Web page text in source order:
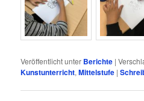
Veröffentlicht unter Berichte |
Kunstunterricht,Mittelstufe |